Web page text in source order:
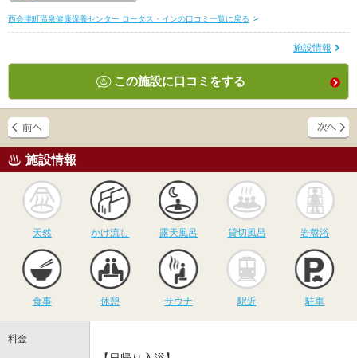
西会津町温泉健康保養センター ロータス・インの口コミ一覧に戻る >
施設情報
この施設に口コミをする
施設情報
天然
かけ流し
かけ流し
露天風呂
露天風呂
貸切風呂
貸切風呂 岩盤浴
食事 休憩
サウナ
サウナ
駅近
駅近 駐車
料金